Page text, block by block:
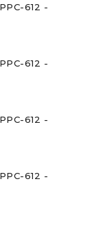
612 -
612 -
612 -
612 -